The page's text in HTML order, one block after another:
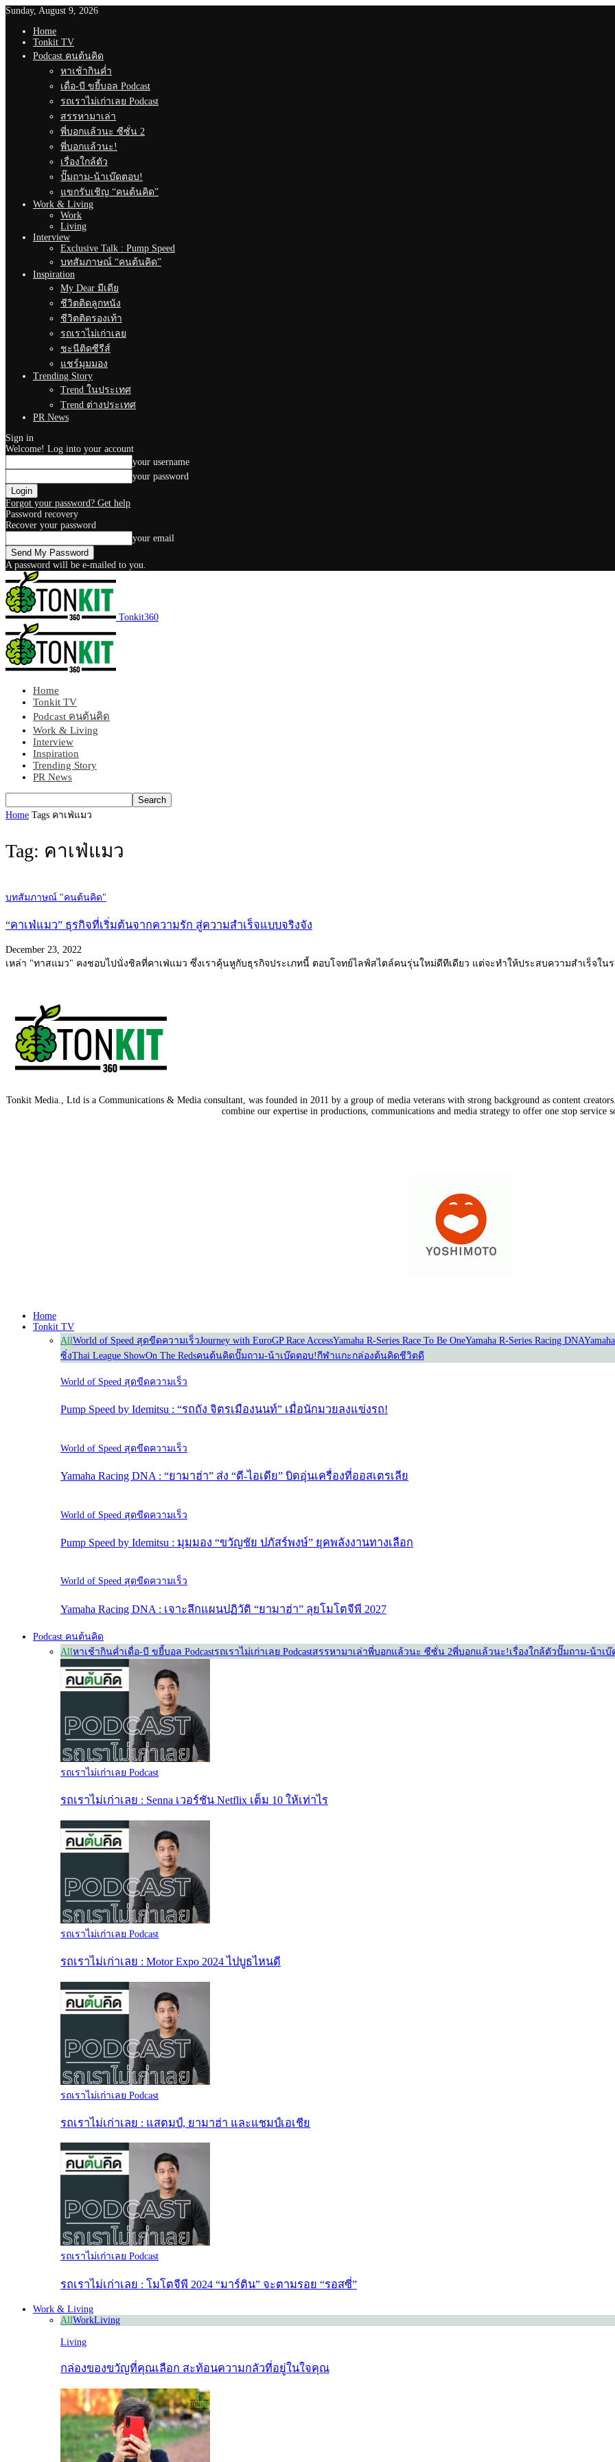
Sunday, August 9, 2026
Home
Tonkit TV
Podcast คนต้นคิด
หาเช้ากินค่ำ
เดื่อ-บี ขยี้บอล Podcast
รถเราไม่เก่าเลย Podcast
สรรหามาเล่า
พี่บอกแล้วนะ ซีซั่น 2
พี่บอกแล้วนะ!
เรื่องใกล้ตัว
ปั๊มถาม-น้าเบ๊ดตอบ!
แขกรับเชิญ “คนต้นคิด”
Work & Living
Work
Living
Interview
Exclusive Talk : Pump Speed
บทสัมภาษณ์ “คนต้นคิด”
Inspiration
My Dear มีเดีย
ชีวิตติดลูกหนัง
ชีวิตติดรองเท้า
รถเราไม่เก่าเลย
ชะนีติดซีรีส์
แชร์มุมมอง
Trending Story
Trend ในประเทศ
Trend ต่างประเทศ
PR News
Sign in
Welcome! Log into your account
your username
your password
Forgot your password? Get help
Password recovery
Recover your password
your email
A password will be e-mailed to you.
Tonkit360
Home
Tonkit TV
Podcast คนต้นคิด
Work & Living
Interview
Inspiration
Trending Story
PR News
Home Tags คาเฟ่แมว
Tag: คาเฟ่แมว
บทสัมภาษณ์ "คนต้นคิด"
“คาเฟ่แมว” ธุรกิจที่เริ่มต้นจากความรัก สู่ความสำเร็จแบบจริงจัง
December 23, 2022
เหล่า "ทาสแมว" คงชอบไปนั่งชิลที่คาเฟ่แมว ซึ่งเราคุ้นหูกับธุรกิจประเภทนี้ ตอบโจทย์ไลฟ์สไตล์คนรุ่นใหม่ดีทีเดียว แต่จะทำให้ประสบความสำเร็จใน
Tonkit Media., Ltd is a Communications & Media consultant, was founded in 2011 by a group of media veterans with strong background as content
combine our expertise in productions, communications and media strategy to offer one stop service
Home
Tonkit TV
AllWorld of Speed สุดขีดความเร็วJourney with EuroGP Race AccessYamaha R-Series Race To Be OneYamaha R-Series Racing DNA
ซิ่งThai League ShowOn The Redsคนต้นคิดปั๊มถาม-น้าเบ๊ดตอบ!กีฬาแกะกล่องต้นคิดชีวิตดี
World of Speed สุดขีดความเร็ว
Pump Speed by Idemitsu : “รถถัง จิตรเมืองนนท์” เมื่อนักมวยลงแข่งรถ!
World of Speed สุดขีดความเร็ว
Yamaha Racing DNA : “ยามาฮ่า” ส่ง “ตี-ไอเดีย” บิดอุ่นเครื่องที่ออสเตรเลีย
World of Speed สุดขีดความเร็ว
Pump Speed by Idemitsu : มุมมอง “ขวัญชัย ปภัสร์พงษ์” ยุคพลังงานทางเลือก
World of Speed สุดขีดความเร็ว
Yamaha Racing DNA : เจาะลึกแผนปฏิวัติ “ยามาฮ่า” ลุยโมโตจีพี 2027
Podcast คนต้นคิด
Allหาเช้ากินค่ำเดื่อ-บี ขยี้บอล Podcastรถเราไม่เก่าเลย Podcastสรรหามาเล่าพี่บอกแล้วนะ ซีซั่น 2พี่บอกแล้วนะ! เรื่องใกล้ตัวปั๊มถาม-น้าเบ๊
รถเราไม่เก่าเลย Podcast
รถเราไม่เก่าเลย : Senna เวอร์ชัน Netflix เต็ม 10 ให้เท่าไร
รถเราไม่เก่าเลย Podcast
รถเราไม่เก่าเลย : Motor Expo 2024 ไปบูธไหนดี
รถเราไม่เก่าเลย Podcast
รถเราไม่เก่าเลย : แสตมป์, ยามาฮ่า และแชมป์เอเชีย
รถเราไม่เก่าเลย Podcast
รถเราไม่เก่าเลย : โมโตจีพี 2024 “มาร์ติน” จะตามรอย “รอสซี่”
Work & Living
AllWorkLiving
Living
กล่องของขวัญที่คุณเลือก สะท้อนความกลัวที่อยู่ในใจคุณ